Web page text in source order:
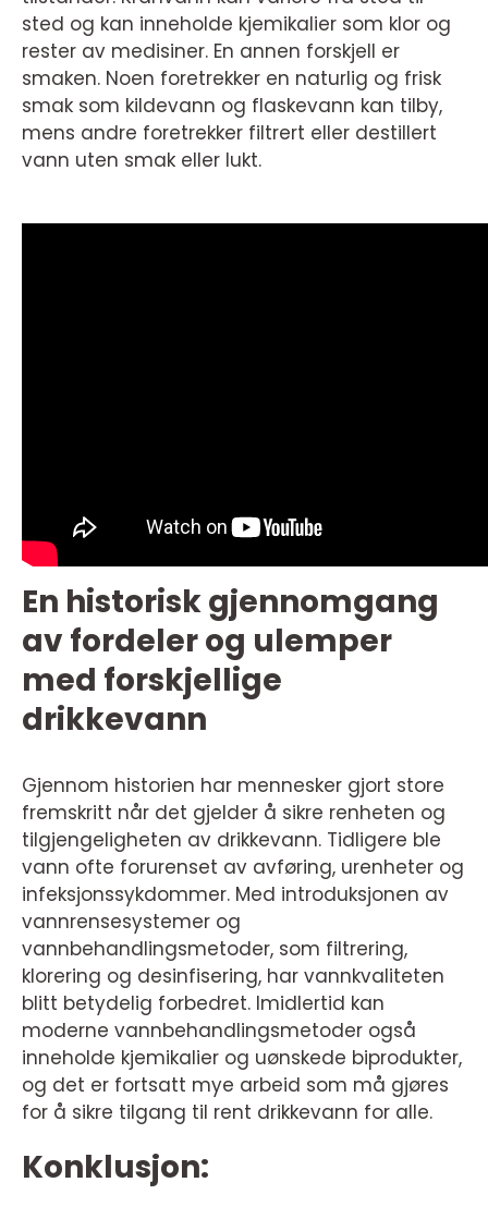
sted og kan inneholde kjemikalier som klor og
rester av medisiner. En annen forskjell er
smaken. Noen foretrekker en naturlig og frisk
smak som kildevann og flaskevann kan tilby,
mens andre foretrekker filtrert eller destillert
vann uten smak eller lukt.
En historisk gjennomgang
av fordeler og ulemper
med forskjellige
drikkevann
Gjennom historien har mennesker gjort store
fremskritt når det gjelder å sikre renheten og
tilgjengeligheten av drikkevann. Tidligere ble
vann ofte forurenset av avføring, urenheter og
infeksjonssykdommer. Med introduksjonen av
vannrensesystemer og
vannbehandlingsmetoder, som filtrering,
klorering og desinfisering, har vannkvaliteten
blitt betydelig forbedret. Imidlertid kan
moderne vannbehandlingsmetoder også
inneholde kjemikalier og uønskede biprodukter,
og det er fortsatt mye arbeid som må gjøres
for å sikre tilgang til rent drikkevann for alle.
Konklusjon: